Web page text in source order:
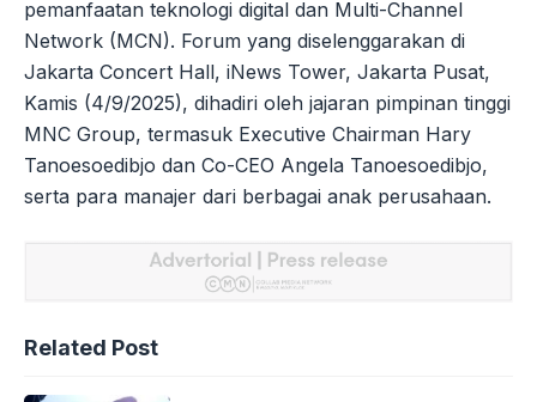
pemanfaatan teknologi digital dan Multi-Channel
Network (MCN). Forum yang diselenggarakan di
Jakarta Concert Hall, iNews Tower, Jakarta Pusat,
Kamis (4/9/2025), dihadiri oleh jajaran pimpinan tinggi
MNC Group, termasuk Executive Chairman Hary
Tanoesoedibjo dan Co-CEO Angela Tanoesoedibjo,
serta para manajer dari berbagai anak perusahaan.
Related Post